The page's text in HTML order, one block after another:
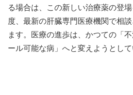
る場合は、この新しい治療薬の登
度、最新の肝臓専門医療機関で相
ます。医療の進歩は、かつての「
ール可能な病」へと変えようとして